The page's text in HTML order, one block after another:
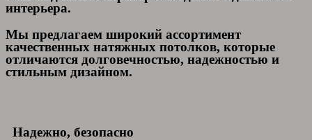
интерьера.
Мы предлагаем широкий ассортимент
качественных натяжных потолков, которые
отличаются долговечностью, надежностью и
стильным дизайном.
Надежно, безопасно